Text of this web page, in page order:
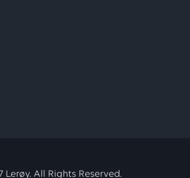
Lerøy. All Rights Reserved.